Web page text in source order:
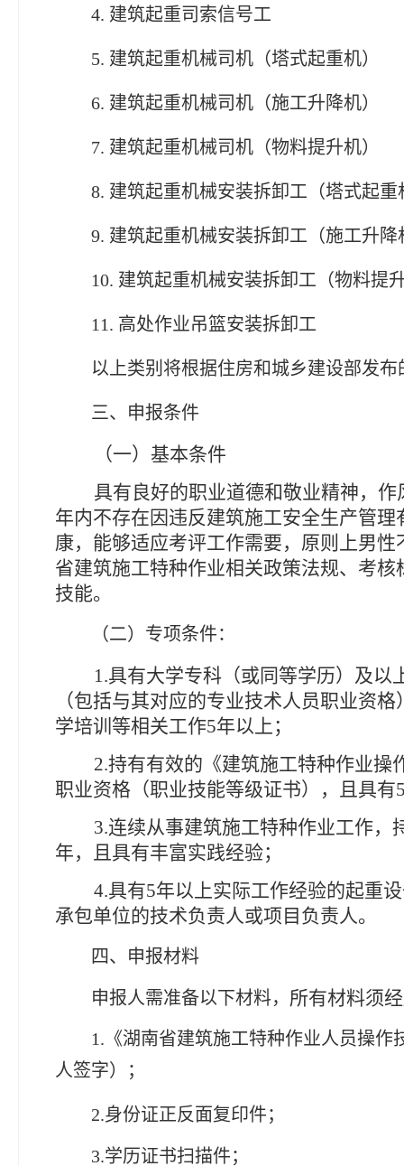
4. 建筑起重司索信号工
5. 建筑起重机械司机（塔式起重机）
6. 建筑起重机械司机（施工升降机）
7. 建筑起重机械司机（物料提升机）
8. 建筑起重机械安装拆卸工（塔式起重
9. 建筑起重机械安装拆卸工（施工升降
10. 建筑起重机械安装拆卸工（物料提
11. 高处作业吊篮安装拆卸工
以上类别将根据住房和城乡建设部发
三、 申报条件
（一）基本条件
具有良好的职业道德和敬业精神，
年内不存在因违反建筑施工安全生产管
康，能够适应考评工作需要，原则上男性
省建筑施工特种作业相关政策法规、考
技能。
（二） 专项条件：
1.具有大学专科（或同等学历）及以
（包括与其对应的专业技术人员职业资
学培训等相关工作5年以上；
2.持有有效的《建筑施工特种作业操
职业资格（职业技能等级证书），且具有
3.连续从事建筑施工特种作业工作，
年，且具有丰富实践经验；
4.具有5年以上实际工作经验的起重
承包单位的技术负责人或项目负责人。
四、申报材料
申报人需准备以下材料， 所有材料须
1.《湖南省建筑施工特种作业人员操作
人签字）；
2.身份证正反面复印件；
3.学历证书扫描件；